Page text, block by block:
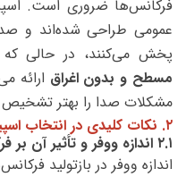
فرکانس‌ها ضروری است.
عمومی طراحی شده‌اند و
پخش می‌کنند، در حالی که
مسطح و بدون اغراق ارائه
مشکلات صدا را بهتر
۲. نکات کلیدی در انتخاب اسپیکر مانیتورینگ
۲.۱ اندازه ووفر و تأثیر آن بر فرکانس‌ها
اندازه ووفر در بازتولید